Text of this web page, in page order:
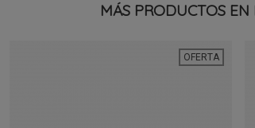
MÁS PRODUCTOS
OFERTA